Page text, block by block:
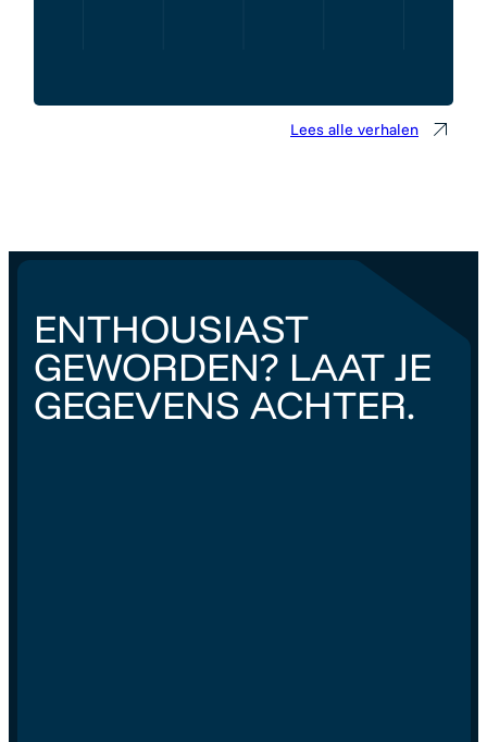
Lees alle verhalen
ENTHOUSIAST
GEWORDEN? LAAT JE
GEGEVENS ACHTER.